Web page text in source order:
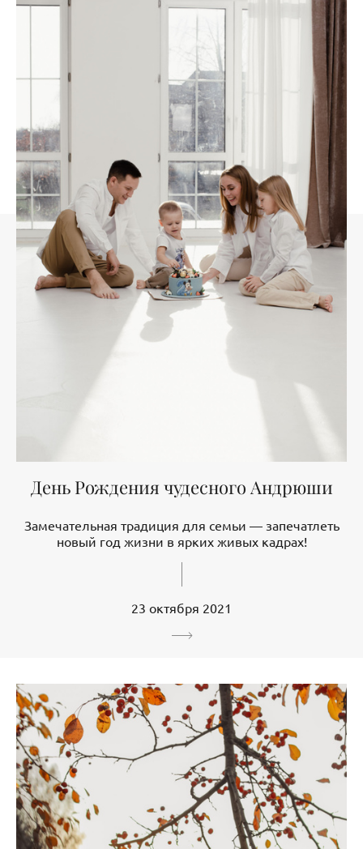
День Рождения чудесного Андрюши
Замечательная традиция для семьи — запечатлеть
новый год жизни в ярких живых кадрах!
23 октября 2021